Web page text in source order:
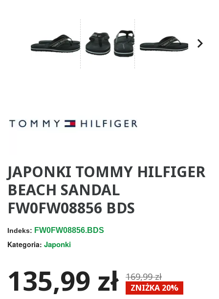
JAPONKI TOMMY HILFIGER
BEACH SANDAL
FW0FW08856 BDS
Indeks: FW0FW08856.BDS
Kategoria: Japonki
135,99 zł 169,99 zł
ZNIŻKA 20%